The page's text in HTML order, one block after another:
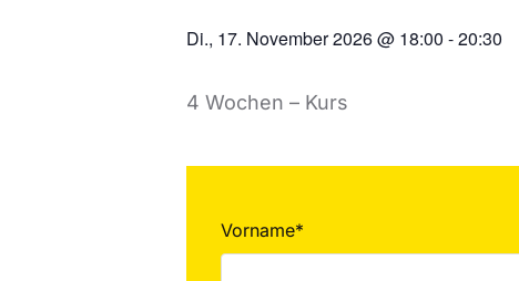
Di., 17. November 2026 @ 18:00 -20:30
4 Wochen – Kurs
Vorname*